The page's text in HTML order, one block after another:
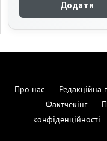
Додати
Про нас Редакційна
Фактчекінг
конфіденційності